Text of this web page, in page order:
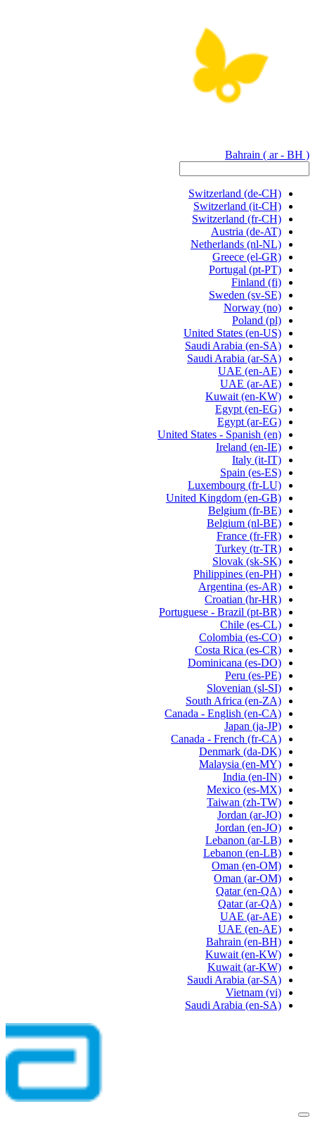
Bahrain ( ar - BH )
Switzerland (de-CH)
Switzerland (it-CH)
Switzerland (fr-CH)
Austria (de-AT)
Netherlands (nl-NL)
Greece (el-GR)
Portugal (pt-PT)
Finland (fi)
Sweden (sv-SE)
Norway (no)
Poland (pl)
United States (en-US)
Saudi Arabia (en-SA)
Saudi Arabia (ar-SA)
UAE (en-AE)
UAE (ar-AE)
Kuwait (en-KW)
Egypt (en-EG)
Egypt (ar-EG)
United States - Spanish (en)
Ireland (en-IE)
Italy (it-IT)
Spain (es-ES)
Luxembourg (fr-LU)
United Kingdom (en-GB)
Belgium (fr-BE)
Belgium (nl-BE)
France (fr-FR)
Turkey (tr-TR)
Slovak (sk-SK)
Philippines (en-PH)
Argentina (es-AR)
Croatian (hr-HR)
Portuguese - Brazil (pt-BR)
Chile (es-CL)
Colombia (es-CO)
Costa Rica (es-CR)
Dominicana (es-DO)
Peru (es-PE)
Slovenian (sl-SI)
South Africa (en-ZA)
Canada - English (en-CA)
Japan (ja-JP)
Canada - French (fr-CA)
Denmark (da-DK)
Malaysia (en-MY)
India (en-IN)
Mexico (es-MX)
Taiwan (zh-TW)
Jordan (ar-JO)
Jordan (en-JO)
Lebanon (ar-LB)
Lebanon (en-LB)
Oman (en-OM)
Oman (ar-OM)
Qatar (en-QA)
Qatar (ar-QA)
UAE (ar-AE)
UAE (en-AE)
Bahrain (en-BH)
Kuwait (en-KW)
Kuwait (ar-KW)
Saudi Arabia (ar-SA)
Vietnam (vi)
Saudi Arabia (en-SA)